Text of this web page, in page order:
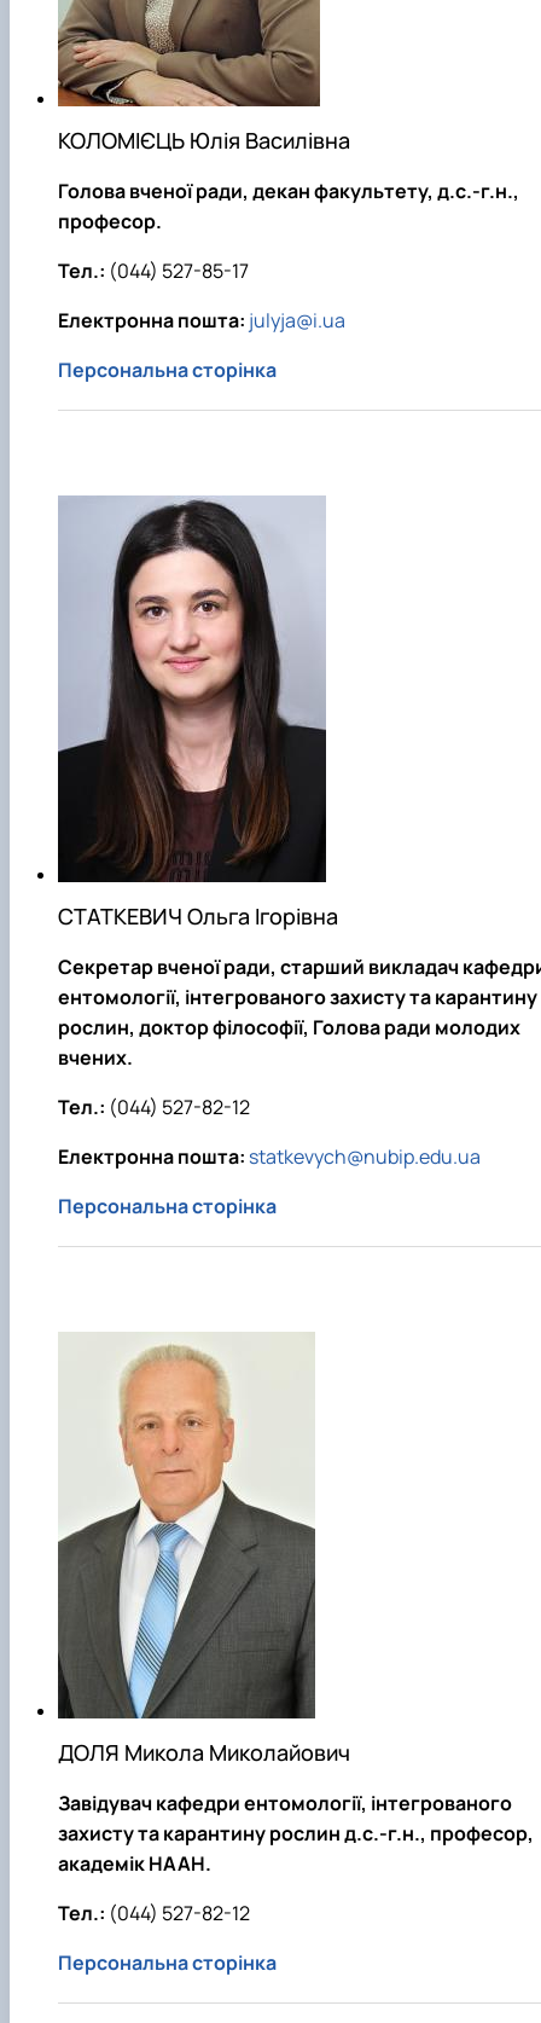
Забезпечення ОПП «Екологічний контроль
аудит»
КОЛОМІЄЦЬ Юлія Василівна
Голова вченої ради, декан факультету, д.с.-г.н.,
професор.
Тел.: (044) 527-85-17
Електронна пошта: julyja@i.ua
Персональна сторінка
СТАТКЕВИЧ Ольга Ігорівна
Секретар вченої ради, старший викладач
ентомології, інтегрованого захисту та карантину
рослин, доктор філософії, Голова ради молодих
вчених.
Тел.: (044) 527-82-12
Електронна пошта: statkevych@nubip.edu.ua
Персональна сторінка
ДОЛЯ Микола Миколайович
Завідувач кафедри ентомології, інтегрованого
захисту та карантину рослин д.с.-г.н., професор,
академік НААН.
Тел.: (044) 527-82-12
Персональна сторінка